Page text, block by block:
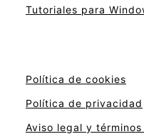
Tutoriales para
Política de cookies
Política de privacidad
Aviso legal y